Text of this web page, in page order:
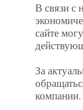
В связи с
сайте
За
компании.